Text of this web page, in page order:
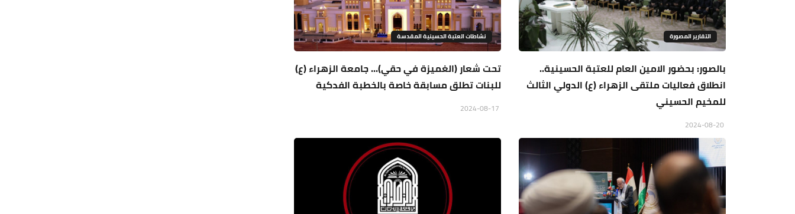
التقارير المصورة
بالصور: بحضور الامين العام للعتبة الحسينية..
انطلاق فعاليات ملتقى الزهراء (ع) الدولي الثالث
للمخيم الحسيني
نشاطات العتبة الحسينية المقدسة
تحت شعار (الغميزة في حقي)... جامعة الزهراء (ع)
للبنات تطلق مسابقة خاصة بالخطبة الفدكية